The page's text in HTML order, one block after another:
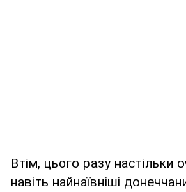
Втім, цього разу настільки
навіть найнаївніші